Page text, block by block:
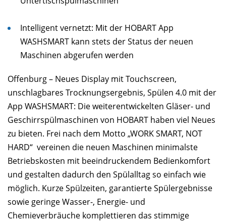
Intelligent vernetzt: Mit der HOBART App
WASHSMART kann stets der Status der neuen
Maschinen abgerufen werden
Offenburg – Neues Display mit Touchscreen,
unschlagbares Trocknungsergebnis, Spülen 4.0 mit der
App WASHSMART: Die weiterentwickelten Gläser- und
Geschirrspülmaschinen von HOBART haben viel Neues
zu bieten. Frei nach dem Motto „WORK SMART, NOT
HARD“ vereinen die neuen Maschinen minimalste
Betriebskosten mit beeindruckendem Bedienkomfort
und gestalten dadurch den Spülalltag so einfach wie
möglich. Kurze Spülzeiten, garantierte Spülergebnisse
sowie geringe Wasser-, Energie- und
Chemieverbräuche komplettieren das stimmige